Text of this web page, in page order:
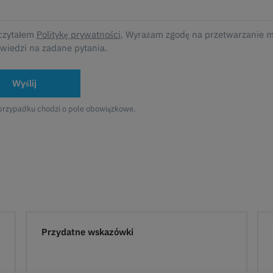
Politykę prywatności. Wyrażam zgodę na przetwarzanie
na zadane pytania.
Wyślij
chodzi o pole obowiązkowe.
Przydatne wskazówki